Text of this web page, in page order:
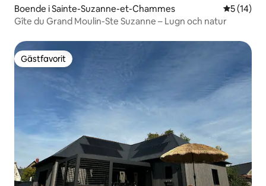
Boende i Sainte-Suzanne-et-Chammes 5 av 5 i
5 (14)
Gîte du Grand Moulin-Ste Suzanne – Lugn och natur
Gästfavorit
Gästfavorit